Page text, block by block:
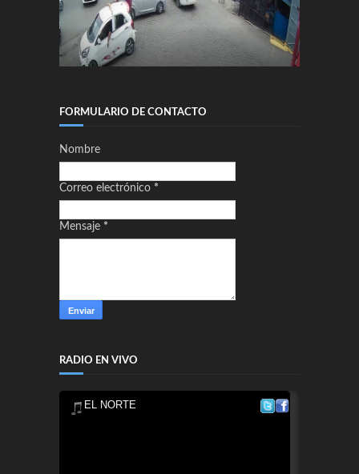
FORMULARIO DE CONTACTO
Nombre
Correo electrónico *
Mensaje *
RADIO EN VIVO